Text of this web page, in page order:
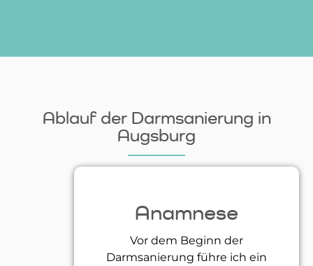
Ablauf der Darmsanierung in
Augsburg
Anamnese
Vor dem Beginn der
Darmsanierung führe ich ein